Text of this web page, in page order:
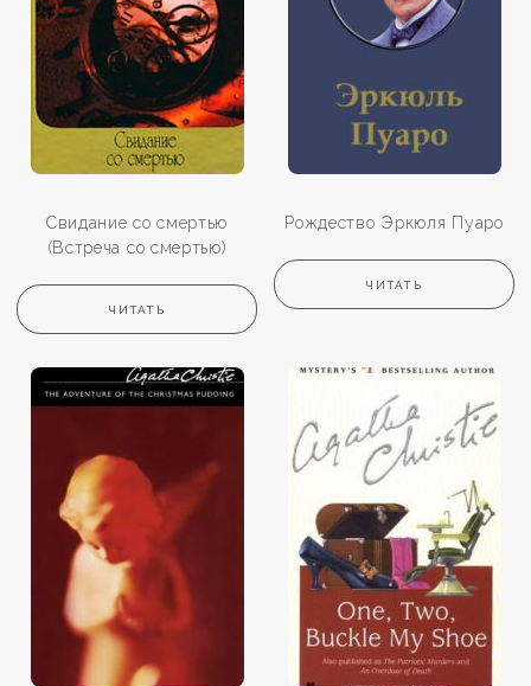
Свидание со смертью
(Встреча со смертью)
ЧИТАТЬ
Рождество Эркюля Пуаро
ЧИТАТЬ